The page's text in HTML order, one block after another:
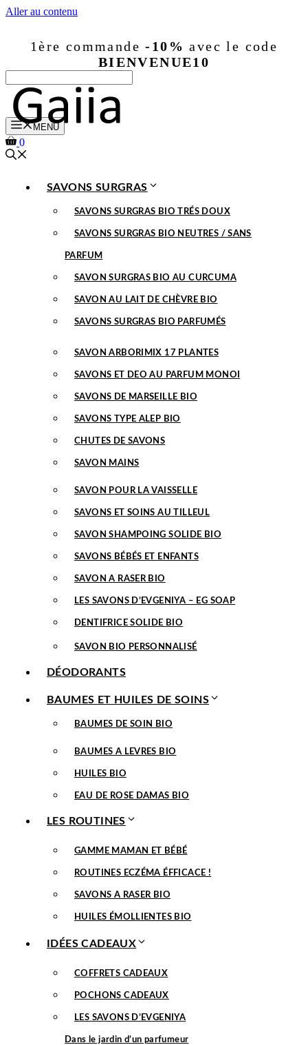
Aller au contenu
1ère commande-10% avec le code
BIENVENUE10
MENU
0
SAVONS SURGRAS
SAVONS SURGRAS BIO TRÉS DOUX
SAVONS SURGRAS BIO NEUTRES / SANS
PARFUM
SAVON SURGRAS BIO AU CURCUMA
SAVON AU LAIT DE CHÈVRE BIO
SAVONS SURGRAS BIO PARFUMÉS
SAVON ARBORIMIX 17 PLANTES
SAVONS ET DEO AU PARFUM MONOI
SAVONS DE MARSEILLE BIO
SAVONS TYPE ALEP BIO
CHUTES DE SAVONS
SAVON MAINS
SAVON POUR LA VAISSELLE
SAVONS ET SOINS AU TILLEUL
SAVON SHAMPOING SOLIDE BIO
SAVONS BÉBÉS ET ENFANTS
SAVON A RASER BIO
LES SAVONS D’EVGENIYA – EG SOAP
DENTIFRICE SOLIDE BIO
SAVON BIO PERSONNALISÉ
DÉODORANTS
BAUMES ET HUILES DE SOINS
BAUMES DE SOIN BIO
BAUMES A LEVRES BIO
HUILES BIO
EAU DE ROSE DAMAS BIO
LES ROUTINES
GAMME MAMAN ET BÉBÉ
ROUTINES ECZÉMA ÉFFICACE !
SAVONS A RASER BIO
HUILES ÉMOLLIENTES BIO
IDÉES CADEAUX
COFFRETS CADEAUX
POCHONS CADEAUX
LES SAVONS D’EVGENIYA
Dans le jardin d’un parfumeur